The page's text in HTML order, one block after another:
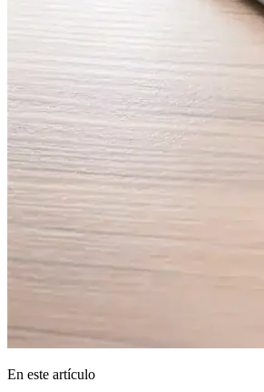
En este artículo